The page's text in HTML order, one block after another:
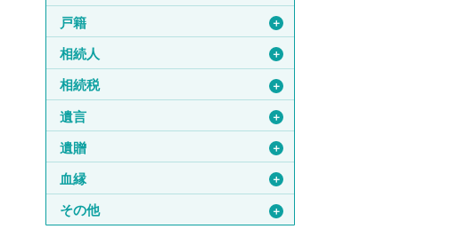
戸籍 ＋
相続人 ＋
相続税 ＋
遺言 ＋
遺贈 ＋
血縁 ＋
その他 ＋